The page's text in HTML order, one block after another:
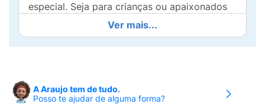
especial. Seja para crianças ou apaixonados
pela Disney, este kit é a combinação perfeita
de praticidade e beleza. Torne qualquer
ocasião única e memorável com o toque
Ver mais...
A Araujo tem de tudo.
Posso te ajudar de alguma forma?